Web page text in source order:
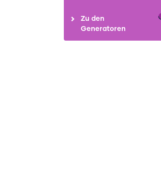
Zu den
Generatoren